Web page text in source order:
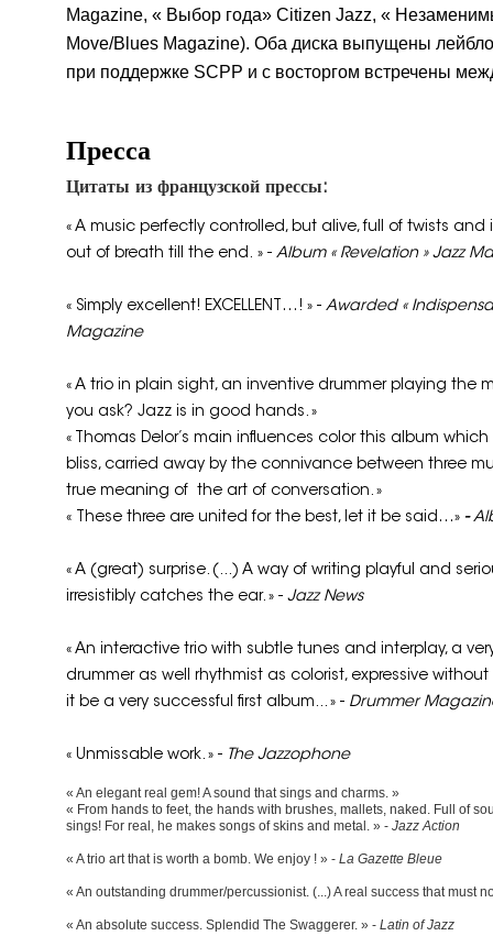
Magazine, « Выбор года» Citizen Jazz, «
Move/Blues Magazine). Оба диска выпущены
при поддержке SCPP и с восторгом встречены
Пресса
Цитаты из французской прессы:
« A music perfectly controlled, but alive, full of twists
out of breath till the end. » - Album « Revelation » Jazz
« Simply excellent! EXCELLENT…! » - Awarded «
Magazine
« A trio in plain sight, an inventive drummer playing the
you ask? Jazz is in good hands. »
« Thomas Delor’s main influences color this album
bliss, carried away by the connivance between three
true meaning of the art of conversation. »
« These three are united for the best, let it be said…» -
« A (great) surprise. (...) A way of writing playful and
irresistibly catches the ear. » - Jazz News
« An interactive trio with subtle tunes and interplay, a
drummer as well rhythmist as colorist, expressive
it be a very successful first album... » - Drummer
« Unmissable work. » - The Jazzophone
« An elegant real gem! A sound that sings and charms. »
« From hands to feet, the hands with brushes, mallets, naked. Full of
sings! For real, he makes songs of skins and metal. » - Jazz Action
« A trio art that is worth a bomb. We enjoy ! » - La Gazette Bleue
« An outstanding drummer/percussionist. (...) A real success that must
« An absolute success. Splendid The Swaggerer. » - Latin of Jazz